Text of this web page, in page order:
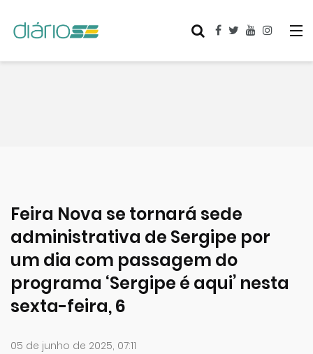
Feira Nova se tornará sede
administrativa de Sergipe por
um dia com passagem do
programa ‘Sergipe é aqui’ nesta
sexta-feira, 6
05 de junho de 2025, 07:11